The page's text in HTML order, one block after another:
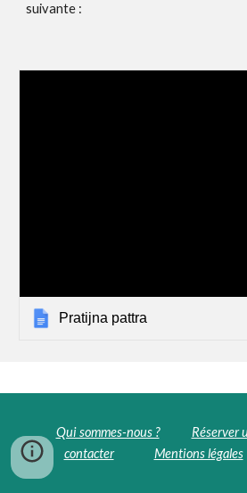
suivante :
Pratijna pattra
Qui sommes-nous ? Réserver
contacter
Mentions légales